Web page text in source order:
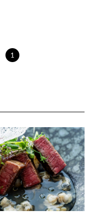
1